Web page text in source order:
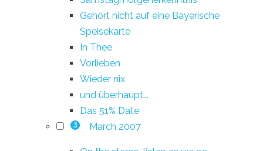
Gehört nicht auf eine Bayerische
Speisekarte
In Thee
Vorlieben
Wieder nix
und überhaupt...
Das 51% Date
3 March 2007